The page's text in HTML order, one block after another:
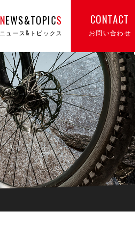
NEWS&TOPICS
ニュース&トピックス
CONTACT
お問い合わせ